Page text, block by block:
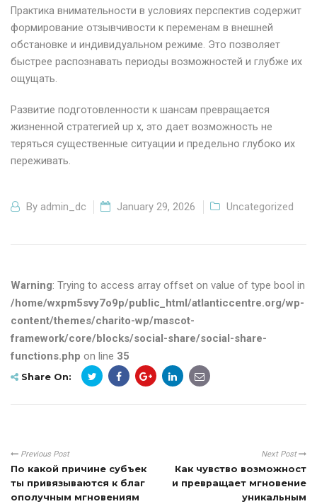
Практика внимательности в условиях перспектив содержит
формирование отзывчивости к переменам в внешней
обстановке и индивидуальном режиме. Это позволяет
быстрее распознавать периоды возможностей и глубже их
ощущать.
Развитие подготовленности к шансам превращается
жизненной стратегией up x, это дает возможность не
теряться существенные ситуации и предельно глубоко их
переживать.
By admin_dc January 29, 2026 Uncategorized
Warning: Trying to access array offset on value of type bool in
/home/wxpm5svy7o9p/public_html/atlanticcentre.org/wp-
content/themes/charito-wp/mascot-
framework/core/blocks/social-share/social-share-
functions.php on line 35
Share On:
Previous Post
По какой причине субъек
ты привязываются к благ
ополучным мгновениям
Next Post
Как чувство возможност
и превращает мгновение
уникальным